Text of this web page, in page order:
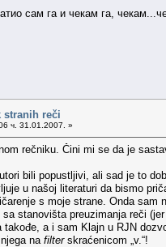
сам га и чекам га,
stranih reči
ч. 31.01.2007. »
rečniku. Čini mi se da je
bili popustljivi, ali sad je to
u našoj literaturi da bismo
s moje strane. Onda
stanovišta preuzimanja reči
a i sam Klajn u RJN
na filterskraćenicom „v.“!